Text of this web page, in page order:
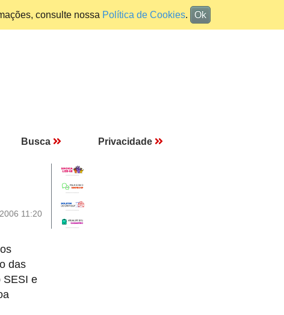
consulte nossa Política de Cookies. Ok
Busca Privacidade
11:20
das
SESI e